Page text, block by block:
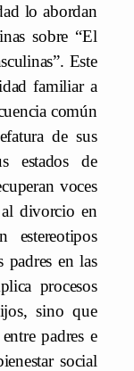
lo abordan
sobre “El
Este
familiar a
común
de sus
estados de
voces
divorcio en
estereotipos
padres en las
procesos
sino que
padres e
social